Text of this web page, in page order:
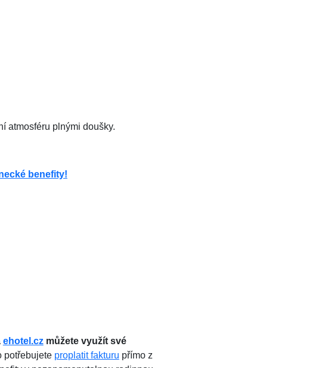
atmosféru plnými doušky.
benefity!
ehotel.czmůžete využít své
potřebujete proplatit fakturu přímo z